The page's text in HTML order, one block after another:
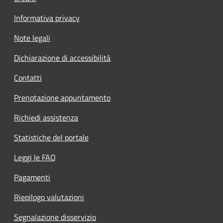
Informativa privacy
Note legali
Dichiarazione di accessibilità
Contatti
Prenotazione appuntamento
Richiedi assistenza
Statistiche del portale
Leggi le FAQ
Pagamenti
Riepilogo valutazioni
Segnalazione disservizio